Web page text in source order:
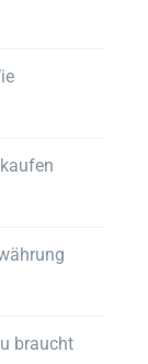
braucht